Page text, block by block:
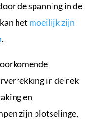
de spanning in de
het moeilijk zijn
.
in de nek
en
zijn plotselinge,